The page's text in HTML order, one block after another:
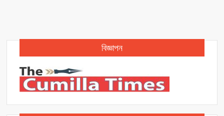
মিথ্যা
প্রতিবাদে
মানববন্ধন
ও
বিক্ষোভ
বিজ্ঞাপন